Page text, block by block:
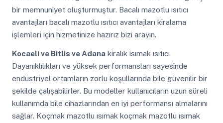
bir memnuniyet oluşturmuştur. Bacalı mazotlu ısıtıcı
avantajları bacalı mazotlu ısıtıcı avantajları kiralama
işlemleri için hizmetinize hazırız bizi arayın.
Kocaeli ve Bitlis ve Adanakiralık isımak ısıtıcı
Dayanıklılıkları ve yüksek performansları sayesinde
endüstriyel ortamların zorlu koşullarında bile güvenilir bir
şekilde çalışabilirler. Bu modeller kullanıcıların uzun süreli
kullanımda bile cihazlarından en iyi performansı almalarını
sağlar. Koçmak mazotlu ısımak koçmak mazotlu ısımak